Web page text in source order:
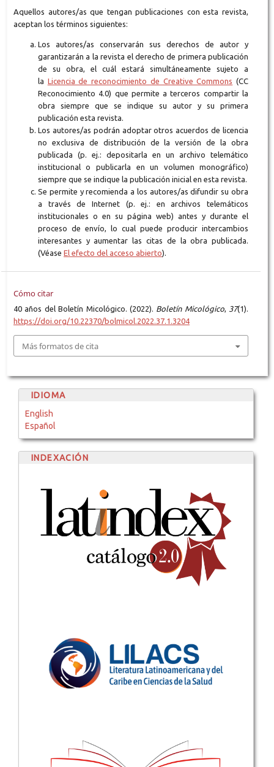
Aquellos autores/as que tengan publicaciones con esta revista,
aceptan los términos siguientes:
Los autores/as conservarán sus derechos de autor y
garantizarán a la revista el derecho de primera publicación
de su obra, el cuál estará simultáneamente sujeto a
la Licencia de reconocimiento de Creative Commons (CC
Reconocimiento 4.0) que permite a terceros compartir la
obra siempre que se indique su autor y su primera
publicación esta revista.
Los autores/as podrán adoptar otros acuerdos de licencia
no exclusiva de distribución de la versión de la obra
publicada (p. ej.: depositarla en un archivo telemático
institucional o publicarla en un volumen monográfico)
siempre que se indique la publicación inicial en esta revista.
Se permite y recomienda a los autores/as difundir su obra
a través de Internet (p. ej.: en archivos telemáticos
institucionales o en su página web) antes y durante el
proceso de envío, lo cual puede producir intercambios
interesantes y aumentar las citas de la obra publicada.
(Véase El efecto del acceso abierto).
Cómo citar
40 años del Boletín Micológico. (2022). Boletín Micológico, 37(1).
https://doi.org/10.22370/bolmicol.2022.37.1.3204
Más formatos de cita
IDIOMA
English
Español
INDEXACIÓN